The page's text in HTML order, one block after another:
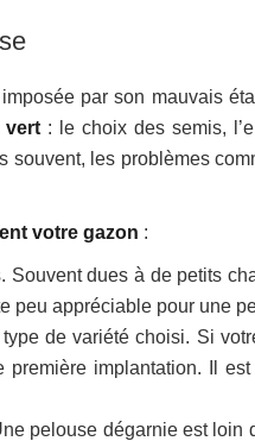
par son mauvais
vert : le choix des semis,
les problèmes
votre gazon :
dues à de petits
peu appréciable pour une
de variété choisi. Si
implantation. Il
pelouse dégarnie est loin